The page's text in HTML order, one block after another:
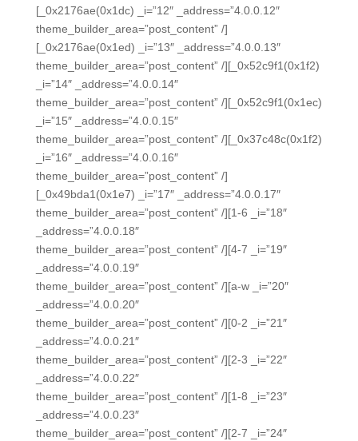
[_0x2176ae(0x1dc) _i=”12″ _address=”4.0.0.12″
theme_builder_area=”post_content” /]
[_0x2176ae(0x1ed) _i=”13″ _address=”4.0.0.13″
theme_builder_area=”post_content” /][_0x52c9f1(0x1f2)
_i=”14″ _address=”4.0.0.14″
theme_builder_area=”post_content” /][_0x52c9f1(0x1ec)
_i=”15″ _address=”4.0.0.15″
theme_builder_area=”post_content” /][_0x37c48c(0x1f2)
_i=”16″ _address=”4.0.0.16″
theme_builder_area=”post_content” /]
[_0x49bda1(0x1e7) _i=”17″ _address=”4.0.0.17″
theme_builder_area=”post_content” /][1-6 _i=”18″
_address=”4.0.0.18″
theme_builder_area=”post_content” /][4-7 _i=”19″
_address=”4.0.0.19″
theme_builder_area=”post_content” /][a-w _i=”20″
_address=”4.0.0.20″
theme_builder_area=”post_content” /][0-2 _i=”21″
_address=”4.0.0.21″
theme_builder_area=”post_content” /][2-3 _i=”22″
_address=”4.0.0.22″
theme_builder_area=”post_content” /][1-8 _i=”23″
_address=”4.0.0.23″
theme_builder_area=”post_content” /][2-7 _i=”24″